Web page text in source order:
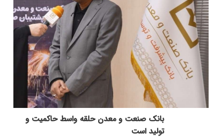
بانك صنعت و معدن حلقه واسط حاكمیت و
تولید است